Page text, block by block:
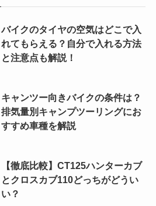
バイクのタイヤの空気はどこで入
れてもらえる？自分で入れる方法
と注意点も解説！
キャンツー向きバイクの条件は？
排気量別キャンプツーリングにお
すすめ車種を解説
【徹底比較】CT125ハンターカブ
とクロスカブ110どっちがどうい
い？